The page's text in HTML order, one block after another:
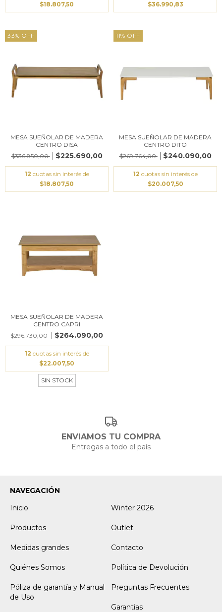
$18.807,50
$36.990,83
33% OFF
MESA SUEÑOLAR DE MADERA
CENTRO DISA
$336.850,00
$225.690,00
12 cuotas sin interés de
$18.807,50
11% OFF
MESA SUEÑOLAR DE MADERA
CENTRO DITO
$269.764,00
$240.090,00
12 cuotas sin interés de
$20.007,50
MESA SUEÑOLAR DE MADERA
CENTRO CAPRI
$296.730,00
$264.090,00
12 cuotas sin interés de
$22.007,50
SIN STOCK
ENVIAMOS TU COMPRA
Entregas a todo el país
NAVEGACIÓN
Inicio
Winter 2026
Productos Outlet
Medidas grandes Contacto
Quiénes Somos Política de Devolución
Póliza de garantía y Manual
de Uso
Preguntas Frecuentes
Garantias